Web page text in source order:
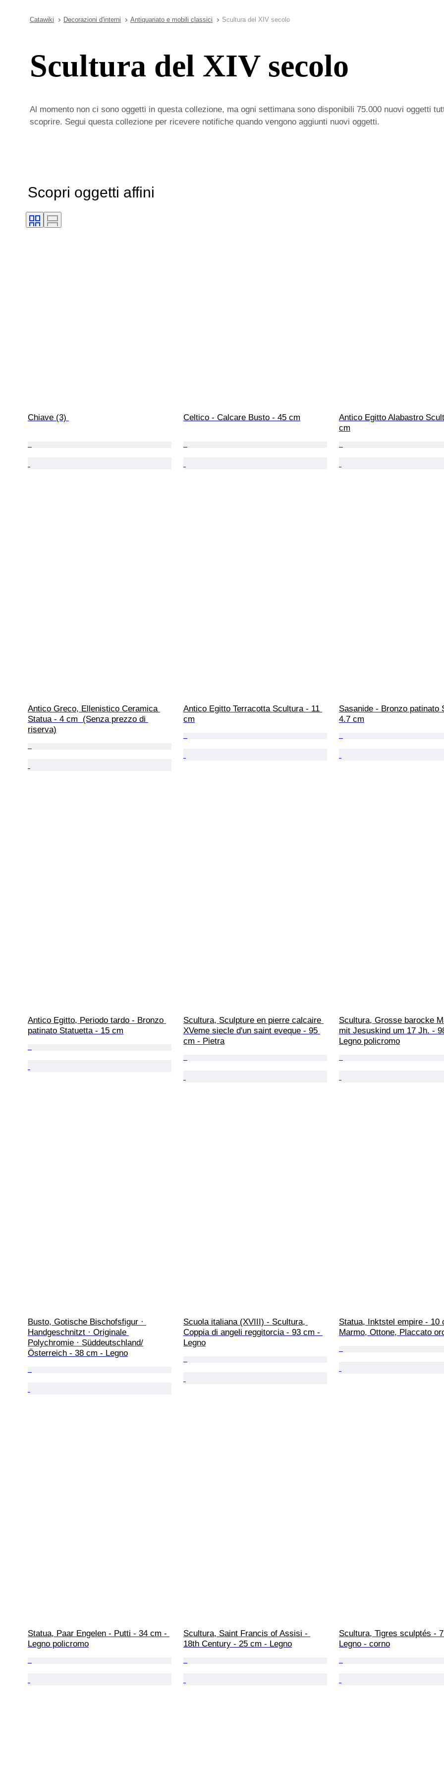
Catawiki Decorazioni d'interni Antiquariato e mobili classici Scultura del XIV secolo
Scultura del XIV secolo
Al momento non ci sono oggetti in questa collezione, ma ogni settimana sono disponibili 75.000 nuovi oggetti
scoprire. Segui questa collezione per ricevere notifiche quando vengono aggiunti nuovi oggetti.
Scopri oggetti affini
Chiave (3) Celtico - Calcare Busto - 45 cm
Antico Egitto Alabastro
cm
Antico Greco, Ellenistico Ceramica
Statua - 4 cm  (Senza prezzo di
riserva)
Antico Egitto Terracotta Scultura - 11
cm
Sasanide - Bronzo patinato
4.7 cm
Antico Egitto, Periodo tardo - Bronzo
patinato Statuetta - 15 cm
Scultura, Sculpture en pierre calcaire
XVeme siecle d'un saint eveque - 95
cm - Pietra
Scultura, Grosse barocke
mit Jesuskind um 17 Jh. -
Legno policromo
Busto, Gotische Bischofsfigur ·
Handgeschnitzt · Originale
Polychromie · Süddeutschland/
Österreich - 38 cm - Legno
Scuola italiana (XVIII) - Scultura,
Coppia di angeli reggitorcia - 93 cm -
Legno
Statua, Inktstel empire - 10
Marmo, Ottone, Placcato
Statua, Paar Engelen - Putti - 34 cm -
Legno policromo
Scultura, Saint Francis of Assisi -
18th Century - 25 cm - Legno
Scultura, Tigres sculptés -
Legno - corno